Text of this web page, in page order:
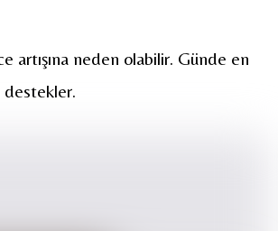
artışına neden olabilir. Günde en
destekler.